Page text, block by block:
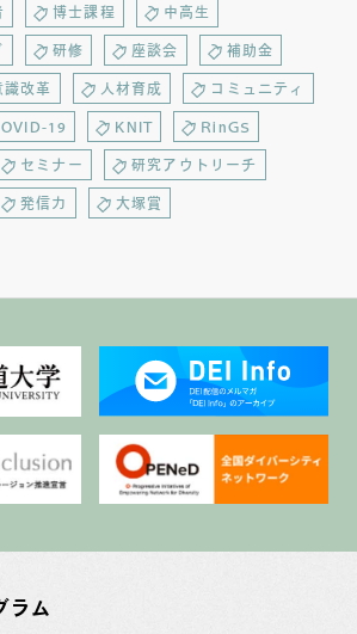
博士課程 中高生
研修 座談会 補助金
識改革 人材育成 コミュニティ
19 KNIT RinGS
セミナー 研究アウトリーチ
発信力 大塚賞
ラム